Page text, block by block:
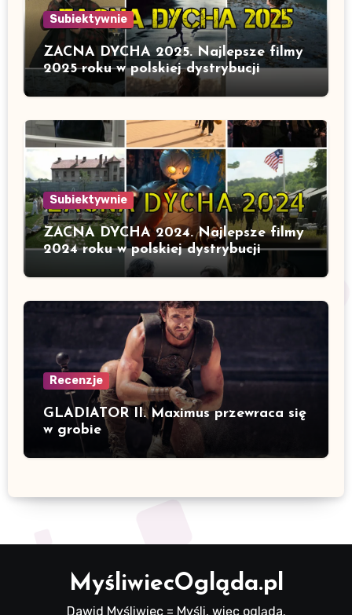
Subiektywnie
ZACNA DYCHA 2025. Najlepsze filmy
2025 roku w polskiej dystrybucji
Subiektywnie
ZACNA DYCHA 2024. Najlepsze filmy
2024 roku w polskiej dystrybucji
Recenzje
GLADIATOR II. Maximus przewraca się
w grobie
MyśliwiecOgląda.pl
Dawid Myśliwiec = Myśli, więc ogląda.